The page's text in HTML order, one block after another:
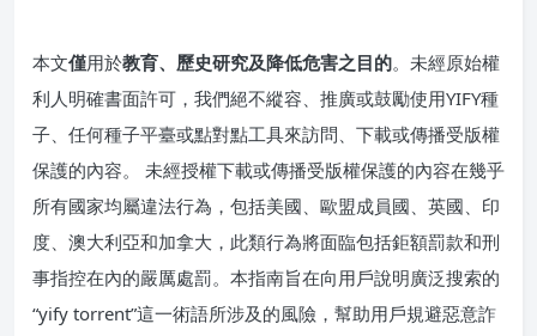
本文僅用於教育、歷史研究及降低危害之目的。未經原始權
利人明確書面許可，我們絕不縱容、推廣或鼓勵使用YIFY種
子、任何種子平臺或點對點工具來訪問、下載或傳播受版權
保護的內容。 未經授權下載或傳播受版權保護的內容在幾乎
所有國家均屬違法行為，包括美國、歐盟成員國、英國、印
度、澳大利亞和加拿大，此類行為將面臨包括鉅額罰款和刑
事指控在內的嚴厲處罰。本指南旨在向用戶說明廣泛搜索的
“yify torrent”這一術語所涉及的風險，幫助用戶規避惡意詐